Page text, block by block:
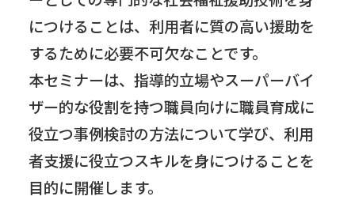
につけることは、利用者に質の高い援助を
するために必要不可欠なことです。
本セミナーは、指導的立場やスーパーバイ
ザー的な役割を持つ職員向けに職員育成に
役立つ事例検討の方法について学び、利用
者支援に役立つスキルを身につけることを
目的に開催します。